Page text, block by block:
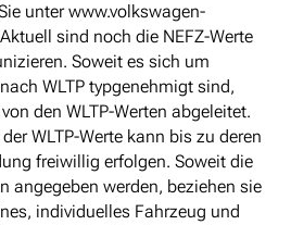
unter www.volkswagen-
sind noch die NEFZ-Werte
Soweit es sich um
WLTP typgenehmigt sind,
den WLTP-Werten abgeleitet.
WLTP-Werte kann bis zu deren
freiwillig erfolgen. Soweit die
angegeben werden, beziehen sie
individuelles Fahrzeug und